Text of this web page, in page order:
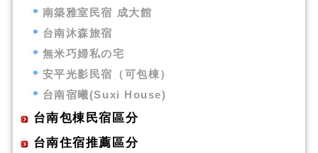
南築雅室民宿 成大館
台南沐森旅宿
無米巧婦私の宅
安平光影民宿（可包棟）
台南宿曦(Suxi House)
台南包棟民宿區分
台南住宿推薦區分